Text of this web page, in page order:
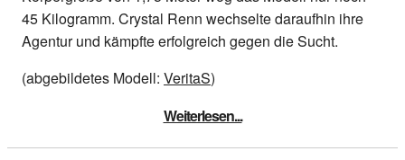
45 Kilogramm. Crystal Renn wechselte daraufhin ihre
Agentur und kämpfte erfolgreich gegen die Sucht.
(abgebildetes Modell: VeritaS)
Weiterlesen...